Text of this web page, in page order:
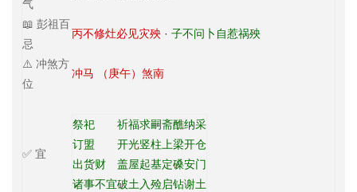
气
📖 彭祖百
忌
丙不修灶必见灾殃 · 子不问卜自惹祸殃
⚠️ 冲煞方
位
冲马 （庚午）煞南
✅ 宜
祭祀 祈福求嗣斋醮纳采
订盟
开光竖柱 上梁开仓
出货财
盖屋起基定磉安门
诸事不宜破土 入殓启钻谢土